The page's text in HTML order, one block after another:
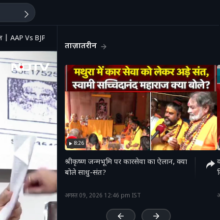
| AAP Vs BJP
'
ताज़ातरीन
8:26
श्रीकृष्ण जन्मभूमि पर कारसेवा का ऐलान, क्या
बोले साधु-संत?
अगस्त 09, 2026 12:46 pm IST